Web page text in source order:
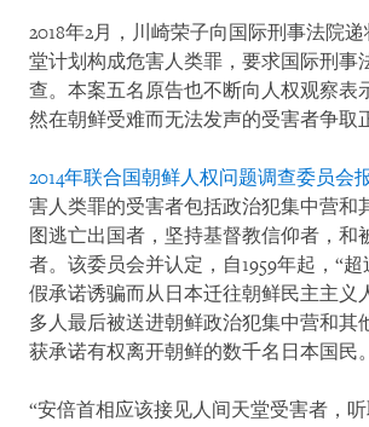
2018年2月，川崎荣子向国际刑事法院
堂计划构成危害人类罪，要求国际刑事
查。本案五名原告也不断向人权观察表
然在朝鲜受难而无法发声的受害者争取
2014年联合国朝鲜人权问题调查委员会
害人类罪的受害者包括政治犯集中营和
图逃亡出国者，坚持基督教信仰者，和
者。该委员会并认定，自1959年起，“
假承诺诱骗而从日本迁往朝鲜民主主义
多人最后被送进朝鲜政治犯集中营和其
获承诺有权离开朝鲜的数千名日本国民
“安倍首相应该接见人间天堂受害者，听